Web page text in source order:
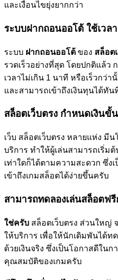
และเงื่อนไขยุ่งยากกว่า
ระบบฝากถอนออโต้ ใช้เว
ระบบ ฝากถอนออโต้ ของ สล็อต
รวดเร็วอย่างที่สุด โดยปกติแล้ว
เวลาไม่เกิน 1 นาที หรือเร็วกว่า
และสามารถเข้าถึงเงินทุนได้ทัน
สล็อตเว็บตรง กำหนดเงินขั้
เว็บ สล็อตเว็บตรง หลายแห่ง มี
บริการ ทำให้ผู้เล่นสามารถเริ่ม
เท่าใดก็ได้ตามความสะดวก ซึ่
เข้าถึงเกมสล็อตได้ง่ายขึ้นครับ
สามารถทดลองเล่นสล็อตฟ
ใช่ครับ สล็อตเว็บตรง ส่วนใหญ่
ให้บริการ เพื่อให้นักเดิมพันได้ท
ด้วยเงินจริง ซึ่งเป็นโอกาสดีใน
คุณสมบัติของเกมครับ